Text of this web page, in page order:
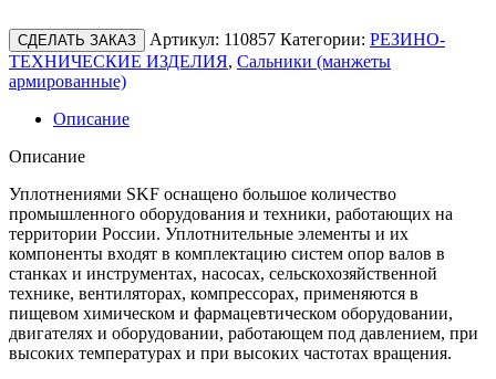
СДЕЛАТЬ ЗАКАЗ Артикул: 110857 Категории: РЕЗИНО-
ТЕХНИЧЕСКИЕ ИЗДЕЛИЯ, Сальники (манжеты
армированные)
Описание
Описание
Уплотнениями SKF оснащено большое количество
промышленного оборудования и техники, работающих на
территории России. Уплотнительные элементы и их
компоненты входят в комплектацию систем опор валов в
станках и инструментах, насосах, сельскохозяйственной
технике, вентиляторах, компрессорах, применяются в
пищевом химическом и фармацевтическом оборудовании,
двигателях и оборудовании, работающем под давлением, при
высоких температурах и при высоких частотах вращения.